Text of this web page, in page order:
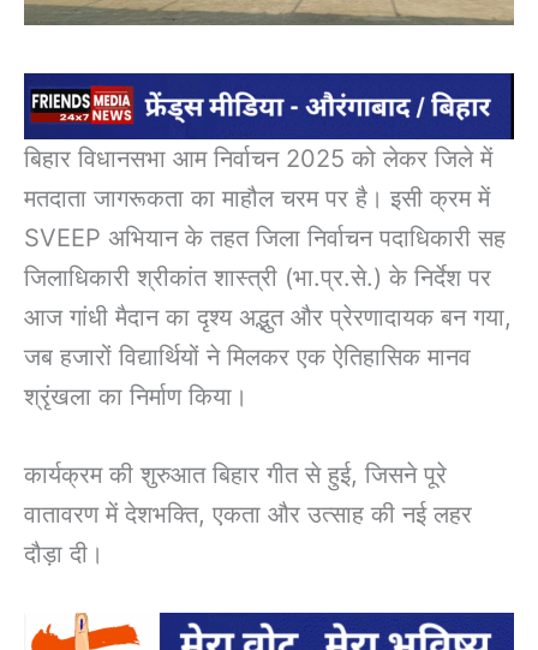
बिहार विधानसभा आम निर्वाचन 2025 को लेकर जिले में
मतदाता जागरूकता का माहौल चरम पर है। इसी क्रम में
SVEEP अभियान के तहत जिला निर्वाचन पदाधिकारी सह
जिलाधिकारी श्रीकांत शास्त्री (भा.प्र.से.) के निर्देश पर
आज गांधी मैदान का दृश्य अद्भुत और प्रेरणादायक बन गया,
जब हजारों विद्यार्थियों ने मिलकर एक ऐतिहासिक मानव
श्रृंखला का निर्माण किया।
कार्यक्रम की शुरुआत बिहार गीत से हुई, जिसने पूरे
वातावरण में देशभक्ति, एकता और उत्साह की नई लहर
दौड़ा दी।